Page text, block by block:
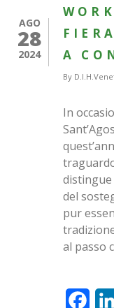
AGO
28
2024
A
By
In
distingue
del
pur
al passo